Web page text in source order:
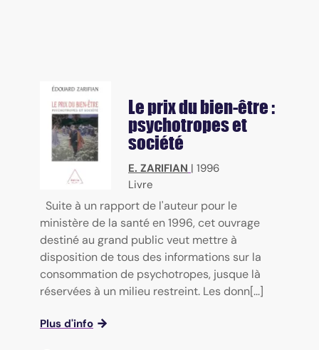
Le prix du bien-être :
psychotropes et
société
E. ZARIFIAN | 1996
Livre
Suite à un rapport de l'auteur pour le
ministère de la santé en 1996, cet ouvrage
destiné au grand public veut mettre à
disposition de tous des informations sur la
consommation de psychotropes, jusque là
réservées à un milieu restreint. Les donn[...]
Plus d'info